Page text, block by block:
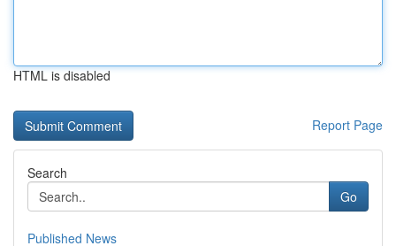
HTML is disabled
Report Page
Search
Go
Published News